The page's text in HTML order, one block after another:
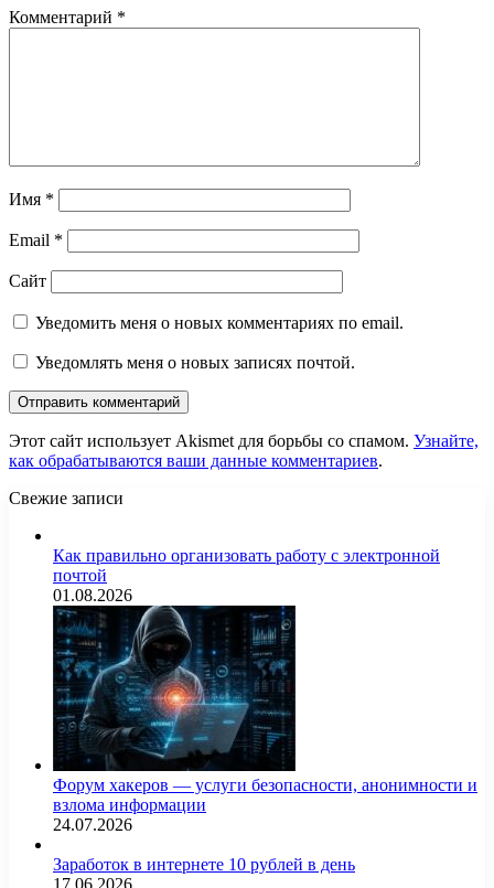
Комментарий *
Имя *
Email *
Сайт
Уведомить меня о новых комментариях по email.
Уведомлять меня о новых записях почтой.
Этот сайт использует Akismet для борьбы со спамом. Узнайте,
как обрабатываются ваши данные комментариев.
Свежие записи
Как правильно организовать работу с электронной
почтой
01.08.2026
Форум хакеров — услуги безопасности, анонимности и
взлома информации
24.07.2026
Заработок в интернете 10 рублей в день
17.06.2026